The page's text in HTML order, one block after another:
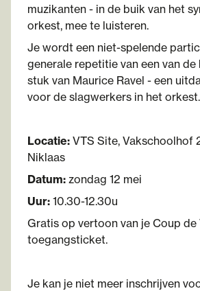
muzikanten - in de buik van het
orkest, mee te luisteren.
Je wordt een niet-spelende
generale repetitie van een van
stuk van Maurice Ravel - een
voor de slagwerkers in het orkest.
Locatie: VTS Site, Vakschoolhof
Niklaas
Datum: zondag 12 mei
Uur: 10.30-12.30u
Gratis op vertoon van je Coup de
toegangsticket.
Je kan je niet meer inschrijven